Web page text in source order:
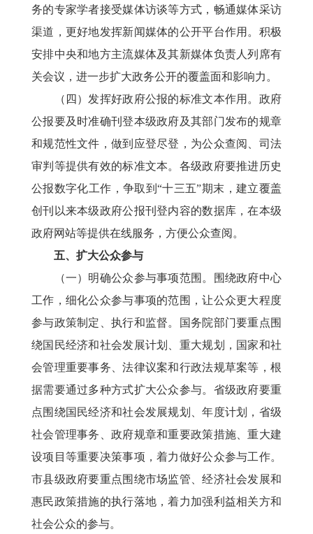
务的专家学者接受媒体访谈等方式，畅通媒体采访
渠道，更好地发挥新闻媒体的公开平台作用。积极
安排中央和地方主流媒体及其新媒体负责人列席有
关会议，进一步扩大政务公开的覆盖面和影响力。
（四）发挥好政府公报的标准文本作用。政府
公报要及时准确刊登本级政府及其部门发布的规章
和规范性文件，做到应登尽登，为公众查阅、司法
审判等提供有效的标准文本。各级政府要推进历史
公报数字化工作，争取到“十三五”期末，建立覆盖
创刊以来本级政府公报刊登内容的数据库，在本级
政府网站等提供在线服务，方便公众查阅。
五、扩大公众参与
（一）明确公众参与事项范围。围绕政府中心
工作，细化公众参与事项的范围，让公众更大程度
参与政策制定、执行和监督。国务院部门要重点围
绕国民经济和社会发展计划、重大规划，国家和社
会管理重要事务、法律议案和行政法规草案等，根
据需要通过多种方式扩大公众参与。省级政府要重
点围绕国民经济和社会发展规划、年度计划，省级
社会管理事务、政府规章和重要政策措施、重大建
设项目等重要决策事项，着力做好公众参与工作。
市县级政府要重点围绕市场监管、经济社会发展和
惠民政策措施的执行落地，着力加强利益相关方和
社会公众的参与。